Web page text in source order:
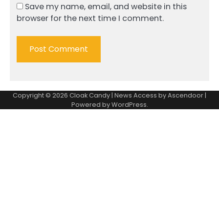
Save my name, email, and website in this
browser for the next time I comment.
Copyright © 2026 Cloak Candy | News Access byAscendoor |
Powered byWordPress.